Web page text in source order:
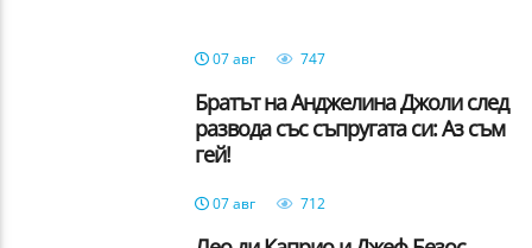
07 авг 747
Братът на Анджелина Джоли след
развода със съпругата си: Аз съм
гей!
07 авг 712